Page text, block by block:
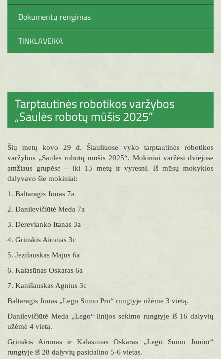
Dokumentų rengimas
TINKLAVEIKA
Tarptautinės robotikos varžybos
„Saulės robotų mūšis 2025“
Šių metų kovo 29 d. Šiauliuose vyko tarptautinės robotikos
varžybos „Saulės robotų mūšis 2025“. Mokiniai varžėsi dviejose
amžiaus grupėse – iki 13 metų ir vyresni. Iš mūsų mokyklos
dalyvavo šie mokiniai:
1. Baltaragis Jonas 7a
2. Danilevičiūtė Meda 7a
3. Derevianko Itanas 3a
4. Grinskis Aironas 3c
5. Jezdauskas Majus 6a
6. Kalasūnas Oskaras 6a
7. Kanišauskas Agnius 3c
Baltaragis Jonas „Lego Sumo Pro“ rungtyje užėmė 3 vietą.
Danilevičiūtė Meda „Lego“ linijos sekimo rungtyje iš 16 dalyvių
užėmė 4 vietą.
Grinskis Aironas ir Kalasūnas Oskaras „Lego Sumo Junior“
rungtyje iš 28 dalyvių pasidalino 5-6 vietas.